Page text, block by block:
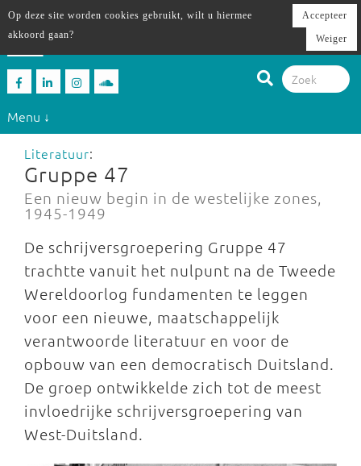
Menu ↓
Literatuur:
Gruppe 47
Een nieuw begin in de westelijke zones,
1945-1949
De schrijversgroepering Gruppe 47
trachtte vanuit het nulpunt na de Tweede
Wereldoorlog fundamenten te leggen
voor een nieuwe, maatschappelijk
verantwoorde literatuur en voor de
opbouw van een democratisch Duitsland.
De groep ontwikkelde zich tot de meest
invloedrijke schrijversgroepering van
West-Duitsland.
Op deze site worden cookies gebruikt, wilt u hiermee
akkoord gaan?
Accepteer
Weiger